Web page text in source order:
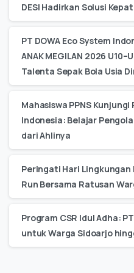
DESI Hadirkan Solusi
PT DOWA Eco System
ANAK MEGILAN 2026
Talenta Sepak Bola Usia
Mahasiswa PPNS Kunjungi
Indonesia: Belajar
dari Ahlinya
Peringati Hari Lingkungan
Run Bersama Ratusan
Program CSR Idul Adha:
untuk Warga Sidoarjo